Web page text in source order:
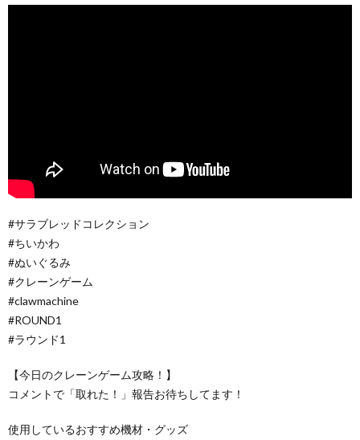
#サラブレッドコレクション
#ちいかわ
#ぬいぐるみ
#クレーンゲーム
#clawmachine
#ROUND1
#ラウンド1
【今日のクレーンゲーム攻略！】
コメントで「取れた！」報告お待ちしてます！
使用しているおすすめ機材・グッズ